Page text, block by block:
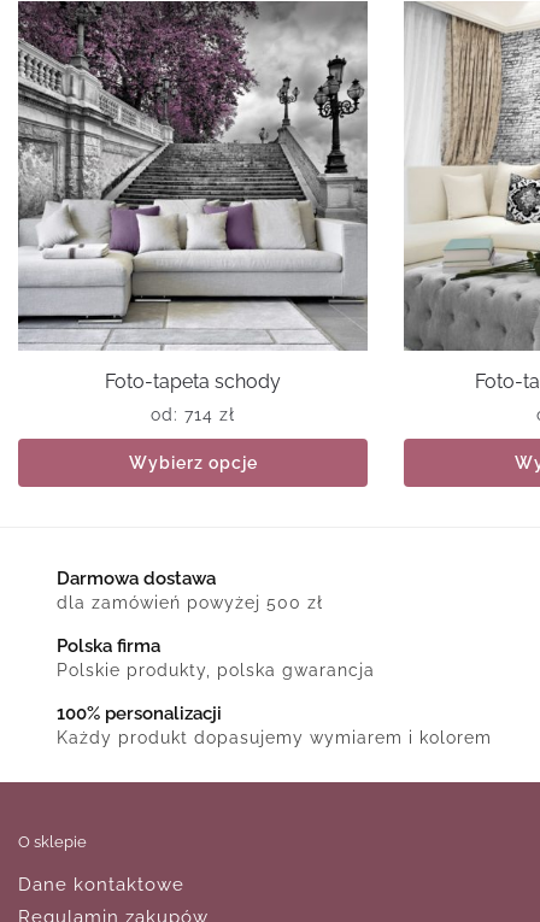
Foto-tapeta schody
od: 714 zł
Wybierz opcje
Foto-
Darmowa dostawa
dla zamówień powyżej 500 zł
Polska firma
Polskie produkty, polska gwarancja
100% personalizacji
Każdy produkt dopasujemy wymiarem i kolorem
O sklepie
Dane kontaktowe
Regulamin zakupów